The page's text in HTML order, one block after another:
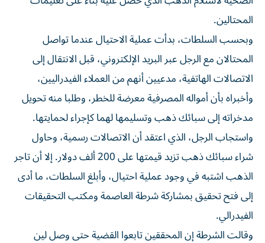
المحتالين.
وبحسب السلطات، بدأت عملية الاحتيال عندما تواصل
المحتالان مع الرجل عبر البريد الإلكتروني، قبل الانتقال إلى
الاتصالات الهاتفية، مدعيين أنهم من العملاء الفيدراليين،
وأخبراه بأن أمواله المصرفية معرضة للخطر، وطلبا منه تحويل
مدخراته إلى سبائك ذهب وتسليمها لهما كإجراء لحمايتها.
واستجاب الرجل، الذي اعتقد أن الاتصالات رسمية، وحاول
شراء سبائك ذهب تزيد قيمتها على 200 ألف دولار. إلا أن تاجر
الذهب اشتبه في وجود عملية احتيال، وأبلغ السلطات، ما أدى
إلى فتح تحقيق بمشاركة شرطة العاصمة ومكتب التحقيقات
الفيدرالي.
وقالت الشرطة إن المحققين تابعوا القضية حتى وصل لين